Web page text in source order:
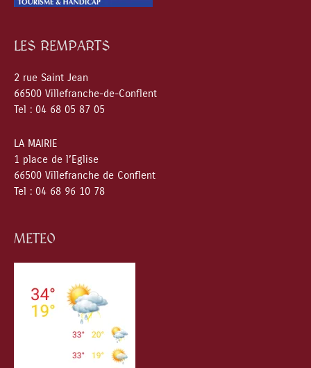
LES REMPARTS
2 rue Saint Jean
66500 Villefranche-de-Conflent
Tel : 04 68 05 87 05
LA MAIRIE
1 place de l’Eglise
66500 Villefranche de Conflent
Tel : 04 68 96 10 78
METEO